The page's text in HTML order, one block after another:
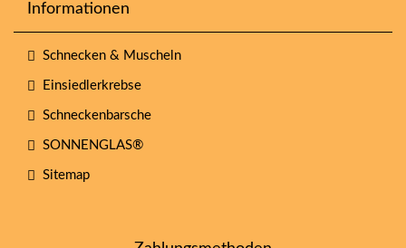
Informationen
Schnecken & Muscheln
Einsiedlerkrebse
Schneckenbarsche
SONNENGLAS®
Sitemap